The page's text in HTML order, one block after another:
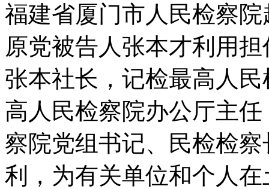
福建省厦门市人民检察
原党被告人张本才利用
张本社长，记检最高人
高人民检察院办公厅主
察院党组书记、民检检
利，为有关单位和个人